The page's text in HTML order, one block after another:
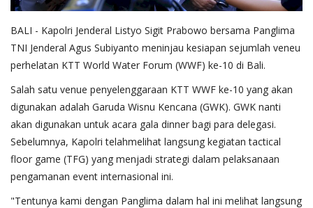
BALI - Kapolri Jenderal Listyo Sigit Prabowo bersama Panglima
TNI Jenderal Agus Subiyanto meninjau kesiapan sejumlah veneu
perhelatan KTT World Water Forum (WWF) ke-10 di Bali.
Salah satu venue penyelenggaraan KTT WWF ke-10 yang akan
digunakan adalah Garuda Wisnu Kencana (GWK). GWK nanti
akan digunakan untuk acara gala dinner bagi para delegasi.
Sebelumnya, Kapolri telahmelihat langsung kegiatan tactical
floor game (TFG) yang menjadi strategi dalam pelaksanaan
pengamanan event internasional ini.
"Tentunya kami dengan Panglima dalam hal ini melihat langsung